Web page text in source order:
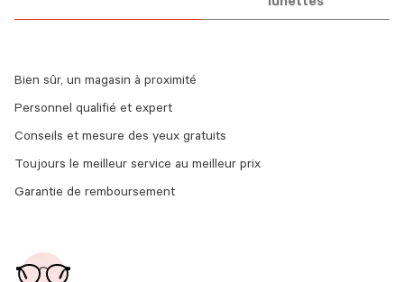
Bien sûr, un magasin à proximité
Personnel qualifié et expert
Conseils et mesure des yeux gratuits
Toujours le meilleur service au meilleur prix
Garantie de remboursement